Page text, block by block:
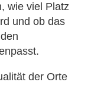
wie viel Platz
und ob das
der Orte